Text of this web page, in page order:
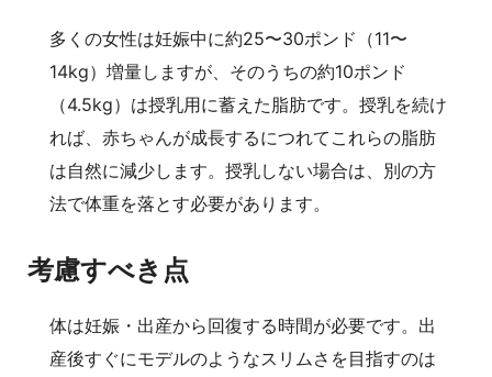
多くの女性は妊娠中に約25〜30ポンド（11〜
14kg）増量しますが、そのうちの約10ポンド
（4.5kg）は授乳用に蓄えた脂肪です。授乳を続け
れば、赤ちゃんが成長するにつれてこれらの脂肪
は自然に減少します。授乳しない場合は、別の方
法で体重を落とす必要があります。
考慮すべき点
体は妊娠・出産から回復する時間が必要です。出
産後すぐにモデルのようなスリムさを目指すのは